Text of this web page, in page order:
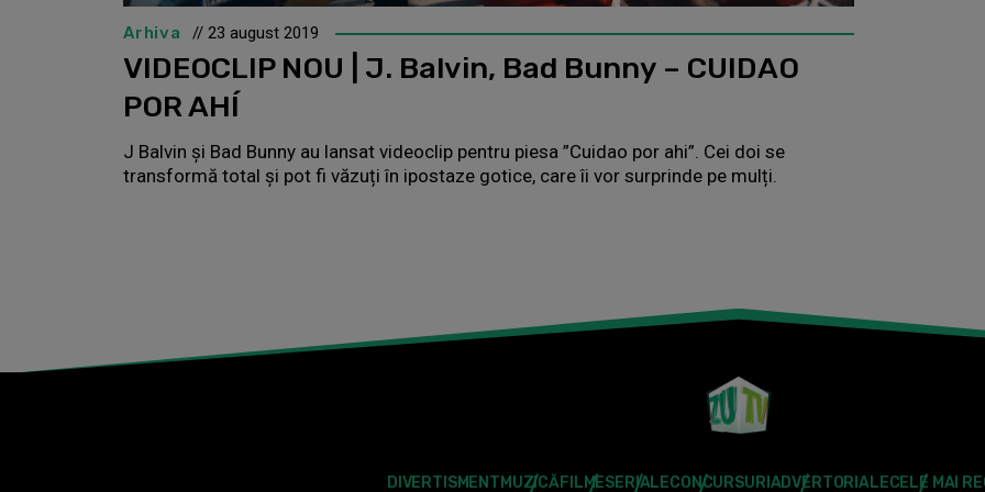
Arhiva // 23 august 2019
VIDEOCLIP NOU | J. Balvin, Bad Bunny – CUIDAO
POR AHÍ
J Balvin și Bad Bunny au lansat videoclip pentru piesa ”Cuidao por ahi”. Cei doi se
transformă total și pot fi văzuți în ipostaze gotice, care îi vor surprinde pe mulți.
DIVERTISMENT MUZICĂFILMESERIALECONCURSURI ADVERTORIALECELE MAI